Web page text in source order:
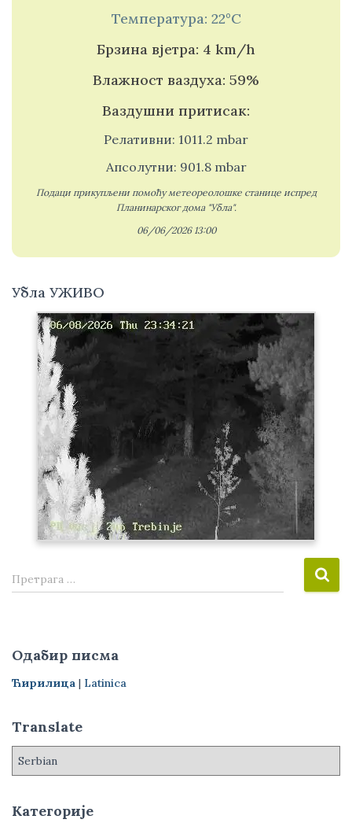
Температура: 22°C
Брзина вјетра: 4 km/h
Влажност ваздуха: 59%
Ваздушни притисак:
Релативни: 1011.2 mbar
Апсолутни: 901.8 mbar
Подаци прикупљени помоћу метеореолошке станице испред
Планинарског дома "Убла".
06/06/2026 13:00
Убла УЖИВО
П
р
а
г
а
:
Претрага …
Одабир писма
Ћирилица | Latinica
Translate
Категорије